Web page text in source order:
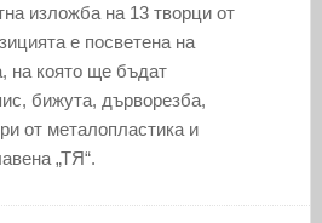
изложба на 13 творци от
е посветена на
на която ще бъдат
бижута, дърворезба,
от металопластика и
„ТЯ“.